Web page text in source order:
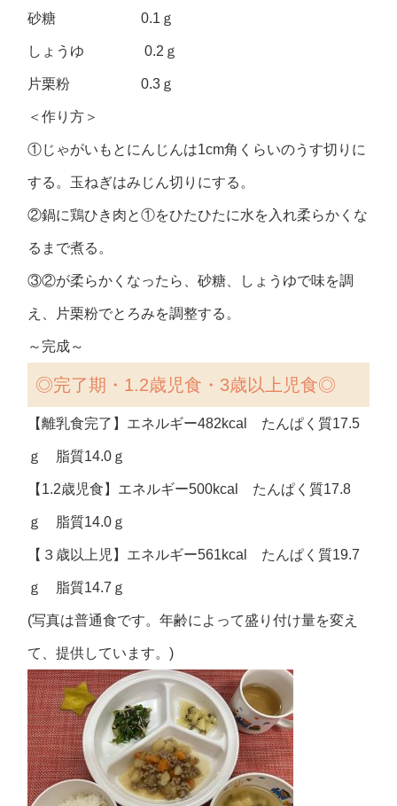
砂糖 0.1ｇ
しょうゆ 0.2ｇ
片栗粉 0.3ｇ
＜作り方＞
①じゃがいもとにんじんは1cm角くらいのうす切りに
する。玉ねぎはみじん切りにする。
②鍋に鶏ひき肉と①をひたひたに水を入れ柔らかくな
るまで煮る。
③②が柔らかくなったら、砂糖、しょうゆで味を調
え、片栗粉でとろみを調整する。
～完成～
◎完了期・1.2歳児食・3歳以上児食◎
【離乳食完了】エネルギー482kcal たんぱく質17.5
ｇ 脂質14.0ｇ
【1.2歳児食】エネルギー500kcal たんぱく質17.8
ｇ 脂質14.0ｇ
【３歳以上児】エネルギー561kcal たんぱく質19.7
ｇ 脂質14.7ｇ
(写真は普通食です。年齢によって盛り付け量を変え
て、提供しています。)